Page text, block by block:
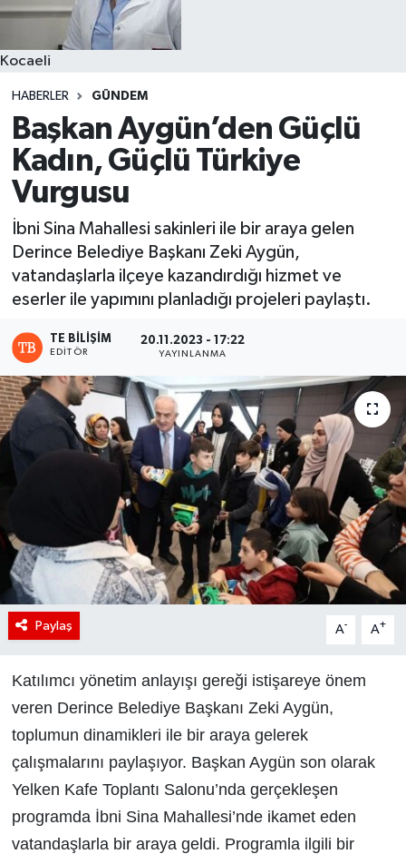
Kocaeli
HABERLER GÜNDEM
Başkan Aygün’den Güçlü
Kadın, Güçlü Türkiye
Vurgusu
İbni Sina Mahallesi sakinleri ile bir araya gelen
Derince Belediye Başkanı Zeki Aygün,
vatandaşlarla ilçeye kazandırdığı hizmet ve
eserler ile yapımını planladığı projeleri paylaştı.
TE BILIŞIM
EDITÖR
20.11.2023 - 17:22
YAYINLANMA
Paylaş A- A+
Katılımcı yönetim anlayışı gereği istişareye önem
veren Derince Belediye Başkanı Zeki Aygün,
toplumun dinamikleri ile bir araya gelerek
çalışmalarını paylaşıyor. Başkan Aygün son olarak
Yelken Kafe Toplantı Salonu’nda gerçekleşen
programda İbni Sina Mahallesi’nde ikamet eden
vatandaşlarla bir araya geldi. Programla ilgili bir